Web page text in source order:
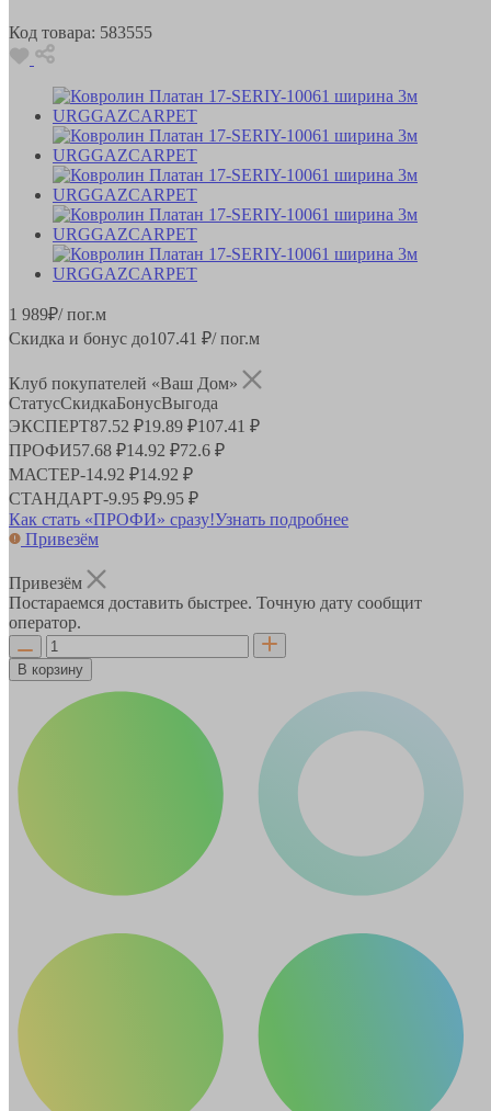
Код товара: 583555
1 989₽/ пог.м
Скидка и бонус до107.41 ₽/ пог.м
Клуб покупателей «Ваш Дом»
СтатусСкидкаБонусВыгода
ЭКСПЕРТ87.52 ₽19.89 ₽107.41 ₽
ПРОФИ57.68 ₽14.92 ₽72.6 ₽
МАСТЕР-14.92 ₽14.92 ₽
СТАНДАРТ-9.95 ₽9.95 ₽
Как стать «ПРОФИ» сразу!Узнать подробнее
Привезём
Привезём
Постараемся доставить быстрее. Точную дату сообщит
оператор.
В корзину